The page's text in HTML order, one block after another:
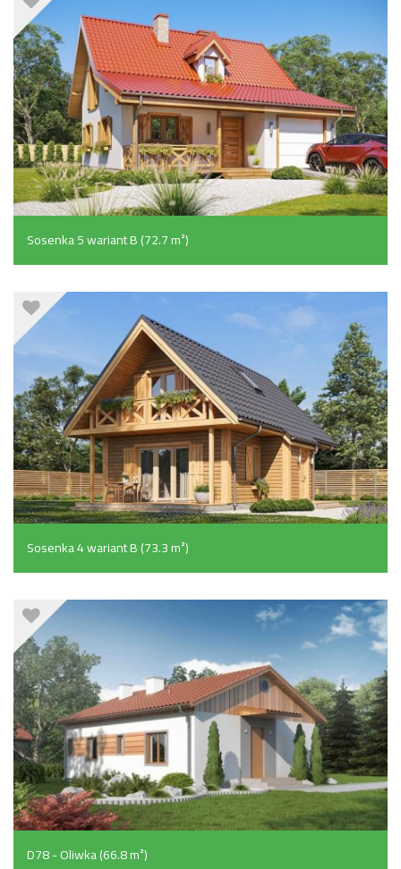
Sosenka 5 wariant B (72.7 m²)
Sosenka 4 wariant B (73.3 m²)
D78 - Oliwka (66.8 m²)